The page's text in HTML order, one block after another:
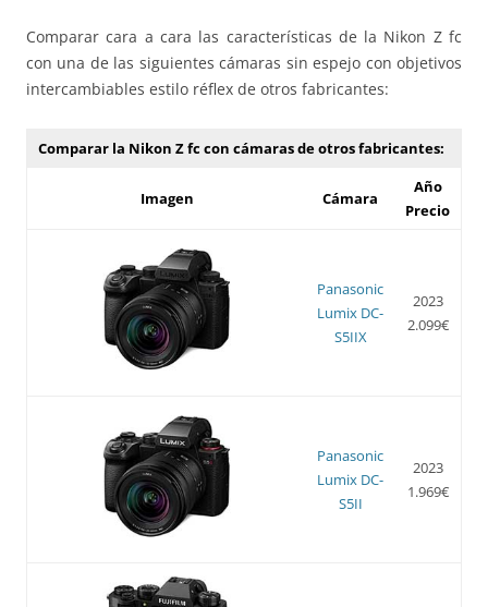
Comparar cara a cara las características de la Nikon Z fc
con una de las siguientes cámaras sin espejo con objetivos
intercambiables estilo réflex de otros fabricantes:
Comparar la Nikon Z fc con cámaras de otros fabricantes:
Imagen Cámara
Año
Precio
Panasonic
Lumix DC-
S5IIX
2023
2.099€
Panasonic
Lumix DC-
S5II
2023
1.969€